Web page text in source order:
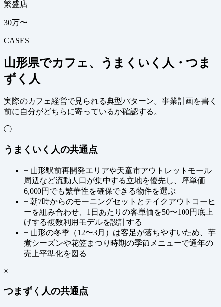
繁盛店
30万〜
CASES
山形県でカフェ、うまくいく人・つま
ずく人
実際のカフェ経営で見られる典型パターン。事業計画を書く
前に自分がどちらに寄っているか確認する。
◯
うまくいく人の共通点
+ 山形駅前再開発エリアや天童市アウトレットモール
周辺など流動人口が集中する立地を優先し、坪単価
6,000円でも繁華性を確保できる物件を選ぶ
+ 朝7時からのモーニングセットとテイクアウトコーヒ
ーを組み合わせ、1日あたりの客単価を50〜100円底上
げする複数利用モデルを設計する
+ 山形の冬季（12〜3月）は客足が落ちやすいため、芋
煮シーズンや花笠まつり時期の季節メニューで通年の
売上平準化を図る
×
つまずく人の共通点